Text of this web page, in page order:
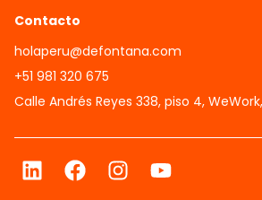
Contacto
holaperu@defontana.com
+51 981 320 675
Calle Andrés Reyes 338, piso 4,